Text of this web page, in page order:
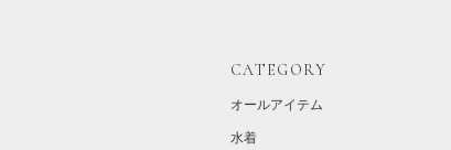
CATEGORY
オールアイテム
水着